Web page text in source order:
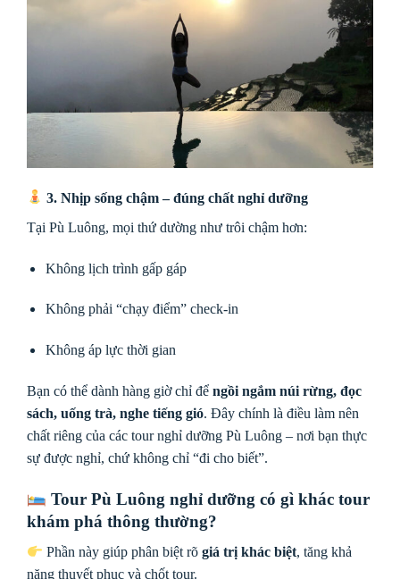
3. Nhịp sống chậm – đúng chất nghỉ dưỡng
Tại Pù Luông, mọi thứ dường như trôi chậm hơn:
Không lịch trình gấp gáp
Không phải “chạy điểm” check-in
Không áp lực thời gian
Bạn có thể dành hàng giờ chỉ để ngồi ngắm núi rừng, đọc
sách, uống trà, nghe tiếng gió. Đây chính là điều làm nên
chất riêng của các tour nghỉ dưỡng Pù Luông – nơi bạn thực
sự được nghỉ, chứ không chỉ “đi cho biết”.
Tour Pù Luông nghỉ dưỡng có gì khác tour
khám phá thông thường?
Phần này giúp phân biệt rõgiá trị khác biệt, tăng khả
năng thuyết phục và chốt tour.